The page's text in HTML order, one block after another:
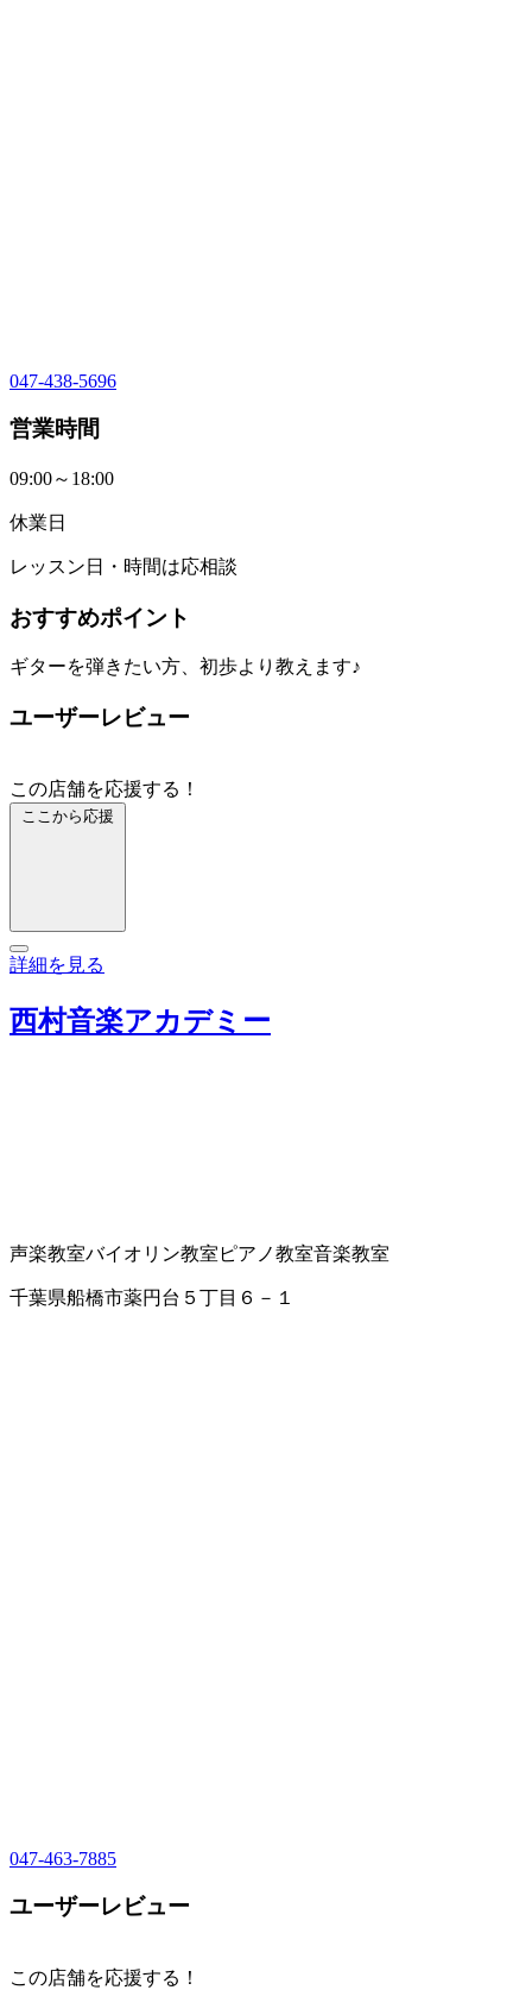
047-438-5696
営業時間
09:00～18:00
休業日
レッスン日・時間は応相談
おすすめポイント
ギターを弾きたい方、初歩より教えます♪
ユーザーレビュー
この店舗を応援する！
ここから応援
詳細を見る
西村音楽アカデミー
声楽教室バイオリン教室 ピアノ教室音楽教室
千葉県船橋市薬円台５丁目６－１
047-463-7885
ユーザーレビュー
この店舗を応援する！